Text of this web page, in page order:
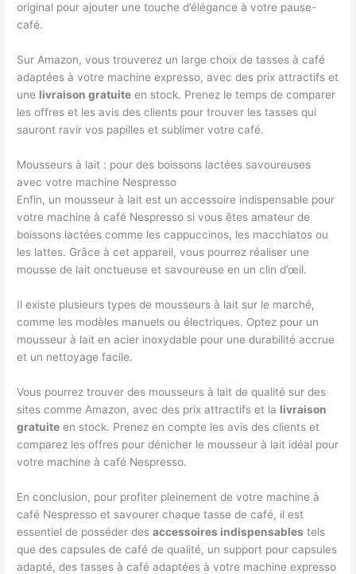
original pour ajouter une touche d’élégance à votre pause-
café.
Sur Amazon, vous trouverez un large choix de tasses à café
adaptées à votre machine expresso, avec des prix attractifs et
une livraison gratuite en stock. Prenez le temps de comparer
les offres et les avis des clients pour trouver les tasses qui
sauront ravir vos papilles et sublimer votre café.
Mousseurs à lait : pour des boissons lactées savoureuses
avec votre machine Nespresso
Enfin, un mousseur à lait est un accessoire indispensable pour
votre machine à café Nespresso si vous êtes amateur de
boissons lactées comme les cappuccinos, les macchiatos ou
les lattes. Grâce à cet appareil, vous pourrez réaliser une
mousse de lait onctueuse et savoureuse en un clin d’œil.
Il existe plusieurs types de mousseurs à lait sur le marché,
comme les modèles manuels ou électriques. Optez pour un
mousseur à lait en acier inoxydable pour une durabilité accrue
et un nettoyage facile.
Vous pourrez trouver des mousseurs à lait de qualité sur des
sites comme Amazon, avec des prix attractifs et la livraison
gratuite en stock. Prenez en compte les avis des clients et
comparez les offres pour dénicher le mousseur à lait idéal pour
votre machine à café Nespresso.
En conclusion, pour profiter pleinement de votre machine à
café Nespresso et savourer chaque tasse de café, il est
essentiel de posséder desaccessoires indispensables tels
que des capsules de café de qualité, un support pour capsules
adapté, des tasses à café adaptées à votre machine expresso